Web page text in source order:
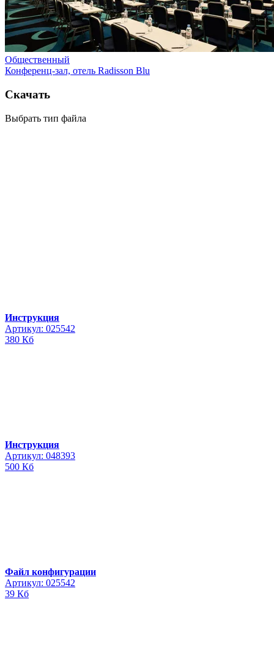
Общественный
Конференц-зал, отель Radisson Blu
Скачать
Выбрать тип файла
Инструкция
Артикул: 025542
380 Кб
Инструкция
Артикул: 048393
500 Кб
Файл конфигурации
Артикул: 025542
39 Кб